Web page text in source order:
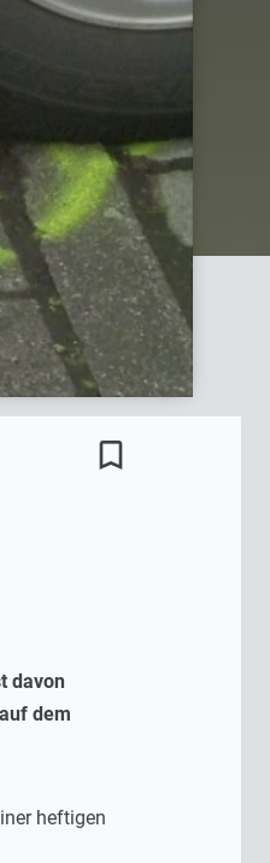
bookmark_border
davon
dem
heftigen